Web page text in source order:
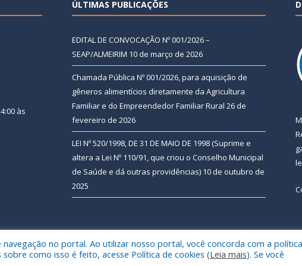
às
ÚLTIMAS PUBLICAÇÕES
EDITAL DE CONVOCAÇÃO Nº 001/2026 –
SEAP/ALMEIRIM 10 de março de 2026
Chamada Pública Nº 001/2026, para aquisição de
gêneros alimentícios diretamente da Agricultura
Familiar e do Empreendedor Familiar Rural 26 de
fevereiro de 2026
LEI Nº 520/1998, DE 31 DE MAIO DE 1998 (Suprime e
altera a Lei Nº 110/91, que criou o Conselho Municipal
de Saúde e dá outras providências) 10 de outubro de
2025
de Almeirim. Mapa do
no portal. Ao utilizar nosso portal, você concorda com a
como isso é feito, acesse Política de cookies (Leia mais). Se você